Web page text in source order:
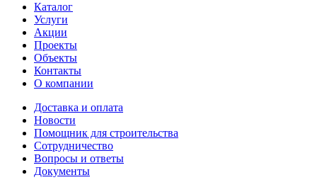
Каталог
Услуги
Акции
Проекты
Объекты
Контакты
О компании
Доставка и оплата
Новости
Помощник для строительства
Сотрудничество
Вопросы и ответы
Документы